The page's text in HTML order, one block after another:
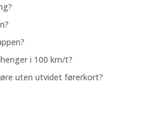
i 100 km/t?
uten utvidet førerkort?